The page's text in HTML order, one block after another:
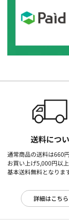
送料につ
通常商品の送料は660円
お買い上げ5,000円以
基本送料無料となります
詳細はこちら